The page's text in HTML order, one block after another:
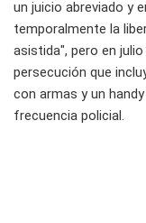
un juicio abreviado y
temporalmente la
asistida", pero en
persecución que
con armas y un
frecuencia policial.